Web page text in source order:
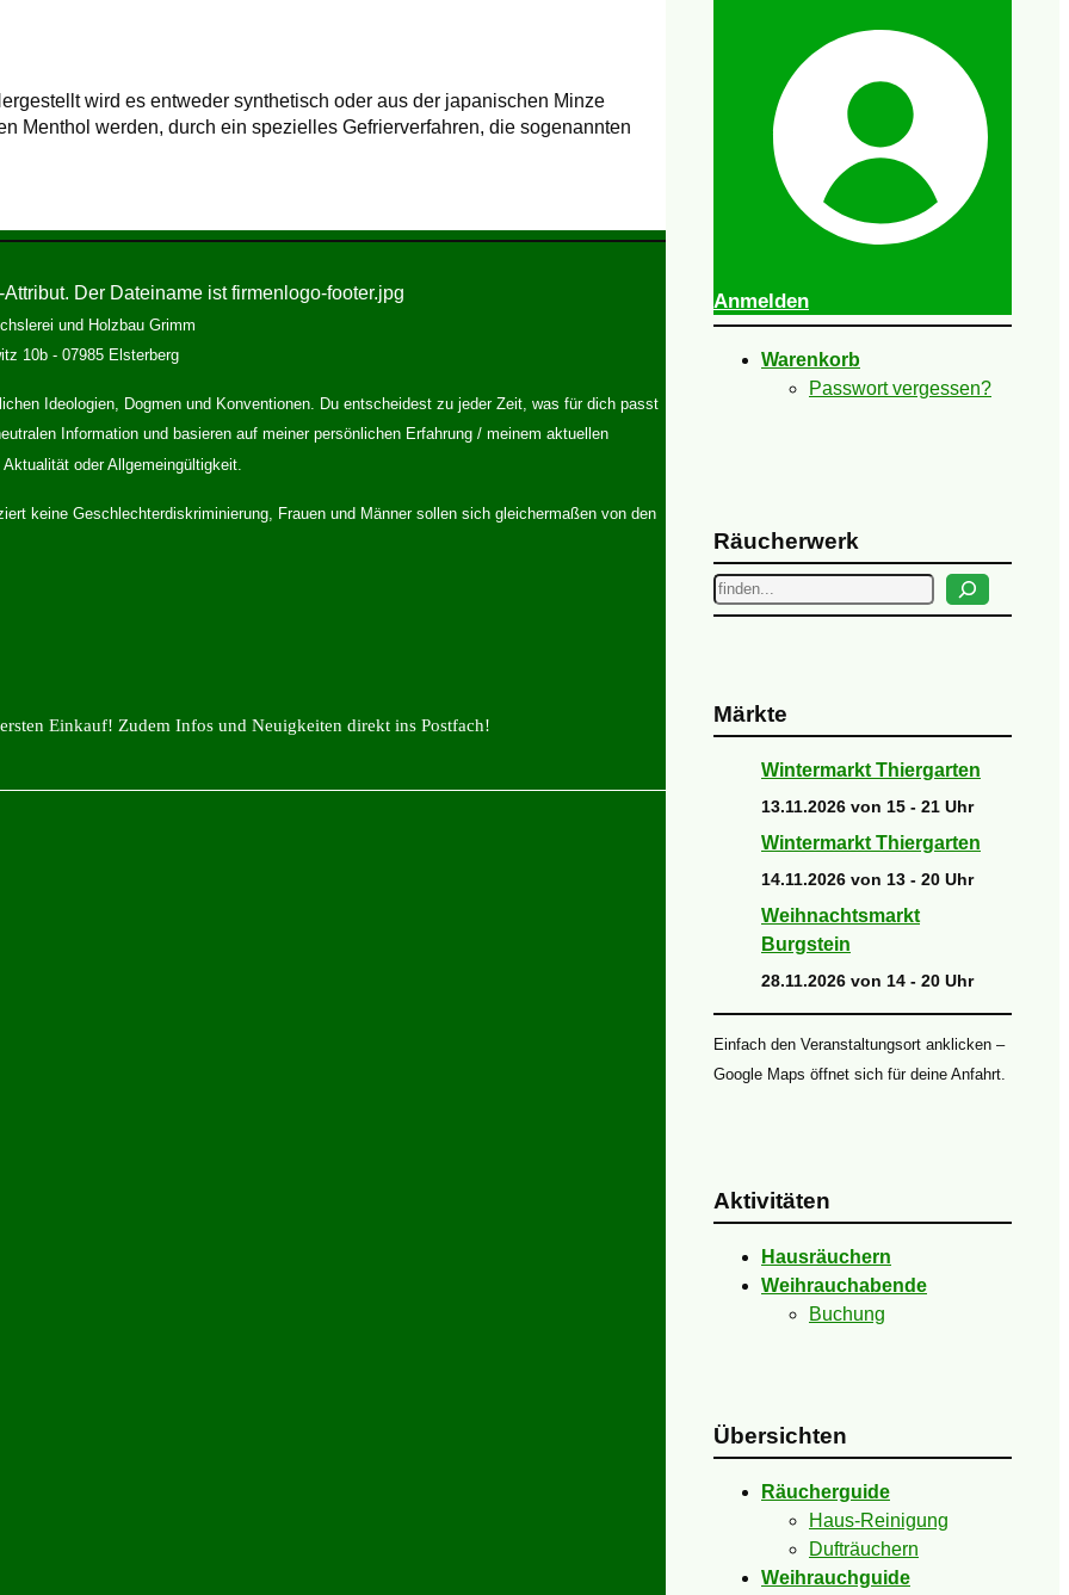
wird es entweder synthetisch oder aus der japanischen Minze
Menthol werden, durch ein spezielles Gefrierverfahren, die sogenannten
Anmelden
Warenkorb
Passwort vergessen?
Räucherwerk
Suchen
Märkte
Wintermarkt Thiergarten
13.11.2026 von 15 - 21 Uhr
Wintermarkt Thiergarten
14.11.2026 von 13 - 20 Uhr
Weihnachtsmarkt
Burgstein
28.11.2026 von 14 - 20 Uhr
Einfach den Veranstaltungsort anklicken –
Google Maps öffnet sich für deine Anfahrt.
Aktivitäten
Hausräuchern
Weihrauchabende
Buchung
Übersichten
Räucherguide
Haus-Reinigung
Dufträuchern
Weihrauchguide
und Holzbau Grimm
10b - 07985 Elsterberg
Ideologien, Dogmen und Konventionen. Du entscheidest zu jeder Zeit, was für dich passt
Information und basieren auf meiner persönlichen Erfahrung / meinem aktuellen
oder Allgemeingültigkeit.
keine Geschlechterdiskriminierung, Frauen und Männer sollen sich gleichermaßen von den
Einkauf! Zudem Infos und Neuigkeiten direkt ins Postfach!